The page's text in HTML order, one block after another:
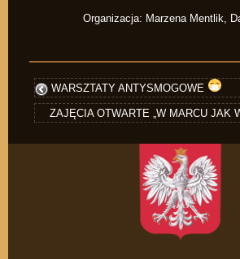
Organizacja: Marzena Mentlik,
WARSZTATY ANTYSMOGOWE
ZAJĘCIA OTWARTE „W MARCU JAK